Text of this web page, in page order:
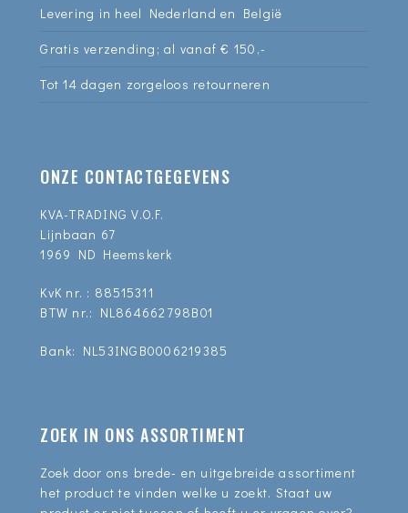
Levering in heel Nederland en België
Gratis verzending; al vanaf € 150,-
Tot 14 dagen zorgeloos retourneren
ONZE CONTACTGEGEVENS
KVA-TRADING V.O.F.
Lijnbaan 67
1969 ND Heemskerk
KvK nr. : 88515311
BTW nr.: NL864662798B01
Bank: NL53INGB0006219385
ZOEK IN ONS ASSORTIMENT
Zoek door ons brede- en uitgebreide assortiment
het product te vinden welke u zoekt. Staat uw